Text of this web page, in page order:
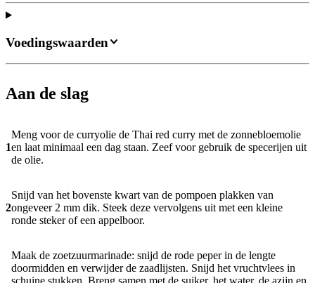
Aan de slag
1
Meng voor de curryolie de Thai red curry met de zonnebloemolie
en laat minimaal een dag staan. Zeef voor gebruik de specerijen uit
de olie.
2
Snijd van het bovenste kwart van de pompoen plakken van
ongeveer 2 mm dik. Steek deze vervolgens uit met een kleine
ronde steker of een appelboor.
Maak de zoetzuurmarinade: snijd de rode peper in de lengte
doormidden en verwijder de zaadlijsten. Snijd het vruchtvlees in
schuine stukken. Breng samen met de suiker, het water, de azijn en
Voedingswaarden